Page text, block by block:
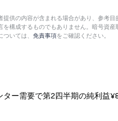
提供の内容が含まれる場合があり、参考
を構成するものでもありません。暗号資
いては、 免責事項をご確認ください。
ター需要で第2四半期の純利益